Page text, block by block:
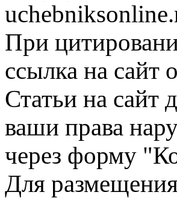
При
ссылка на сайт
Статьи на сайт
ваши права
через форму
Для